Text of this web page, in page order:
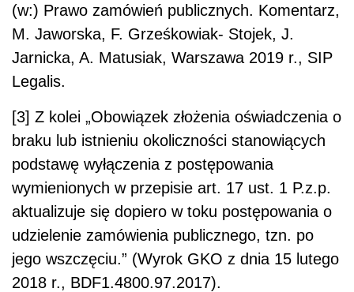
(w:) Prawo zamówień publicznych. Komentarz,
M. Jaworska, F. Grześkowiak- Stojek, J.
Jarnicka, A. Matusiak, Warszawa 2019 r., SIP
Legalis.
[3] Z kolei „Obowiązek złożenia oświadczenia o
braku lub istnieniu okoliczności stanowiących
podstawę wyłączenia z postępowania
wymienionych w przepisie art. 17 ust. 1 P.z.p.
aktualizuje się dopiero w toku postępowania o
udzielenie zamówienia publicznego, tzn. po
jego wszczęciu.” (Wyrok GKO z dnia 15 lutego
2018 r., BDF1.4800.97.2017).